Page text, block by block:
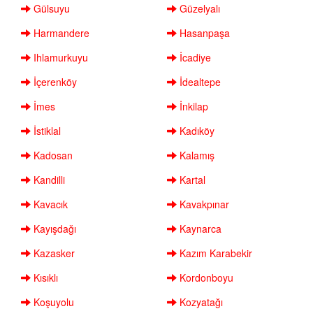
Gülsuyu
Güzelyalı
Harmandere
Hasanpaşa
Ihlamurkuyu
İcadiye
İçerenköy
İdealtepe
İmes
İnkilap
İstiklal
Kadıköy
Kadosan
Kalamış
Kandilli
Kartal
Kavacık
Kavakpınar
Kayışdağı
Kaynarca
Kazasker
Kazım Karabekir
Kısıklı
Kordonboyu
Koşuyolu
Kozyatağı